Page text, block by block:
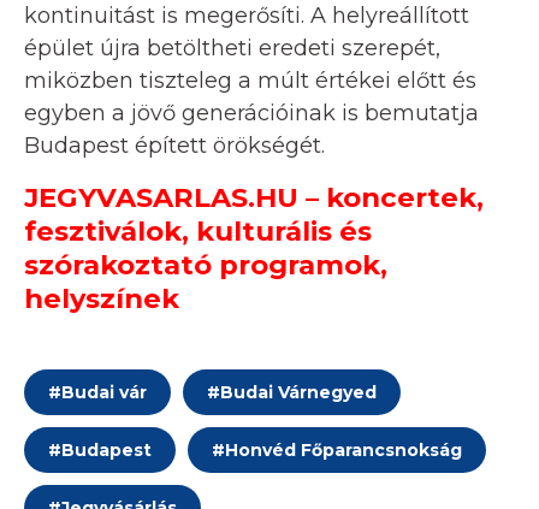
kontinuitást is megerősíti. A helyreállított
épület újra betöltheti eredeti szerepét,
miközben tiszteleg a múlt értékei előtt és
egyben a jövő generációinak is bemutatja
Budapest épített örökségét.
JEGYVASARLAS.HU – koncertek,
fesztiválok, kulturális és
szórakoztató programok,
helyszínek
#Budai vár #Budai Várnegyed
#Budapest #Honvéd Főparancsnokság